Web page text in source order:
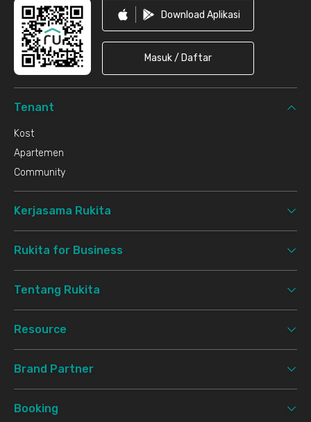
Download Aplikasi
Masuk / Daftar
Tenant
Kost
Apartemen
Community
Kerjasama Rukita
Rukita for Business
Tentang Rukita
Resource
Brand Partner
Booking